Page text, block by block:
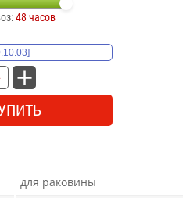
48 часов
для раковины